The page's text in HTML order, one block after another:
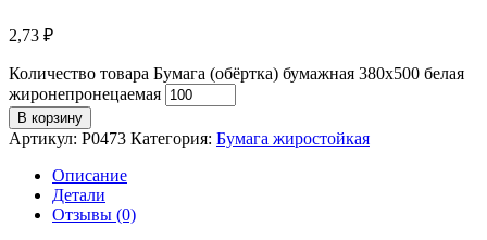
2,73 ₽
Количество товара Бумага (обёртка) бумажная 380x500 белая
жиронепронецаемая
В корзину
Артикул: P0473 Категория: Бумага жиростойкая
Описание
Детали
Отзывы (0)